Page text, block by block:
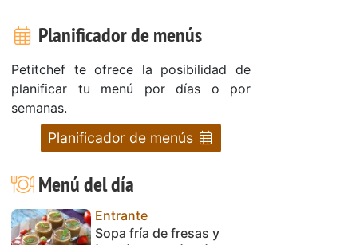
Planificador de menús
Petitchef te ofrece la posibilidad de
planificar tu menú por días o por
semanas.
Planificador de menús
Menú del día
Entrante
Sopa fría de fresas y